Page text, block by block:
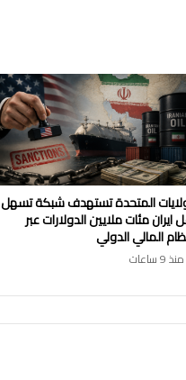
المتحدة تستهدف شبكة تسهل
ايران مئات ملايين الدولارات عبر
المالي الدولي
منذ 9 ساعات